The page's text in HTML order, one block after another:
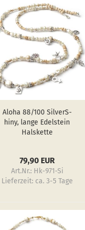
Aloha 88/100 Sil­verS­
hiny, lange Edel­stein
Hals­ket­te
79,90 EUR
Art.Nr.: Hk-971-Si
Lieferzeit: ca. 3-5 Tage